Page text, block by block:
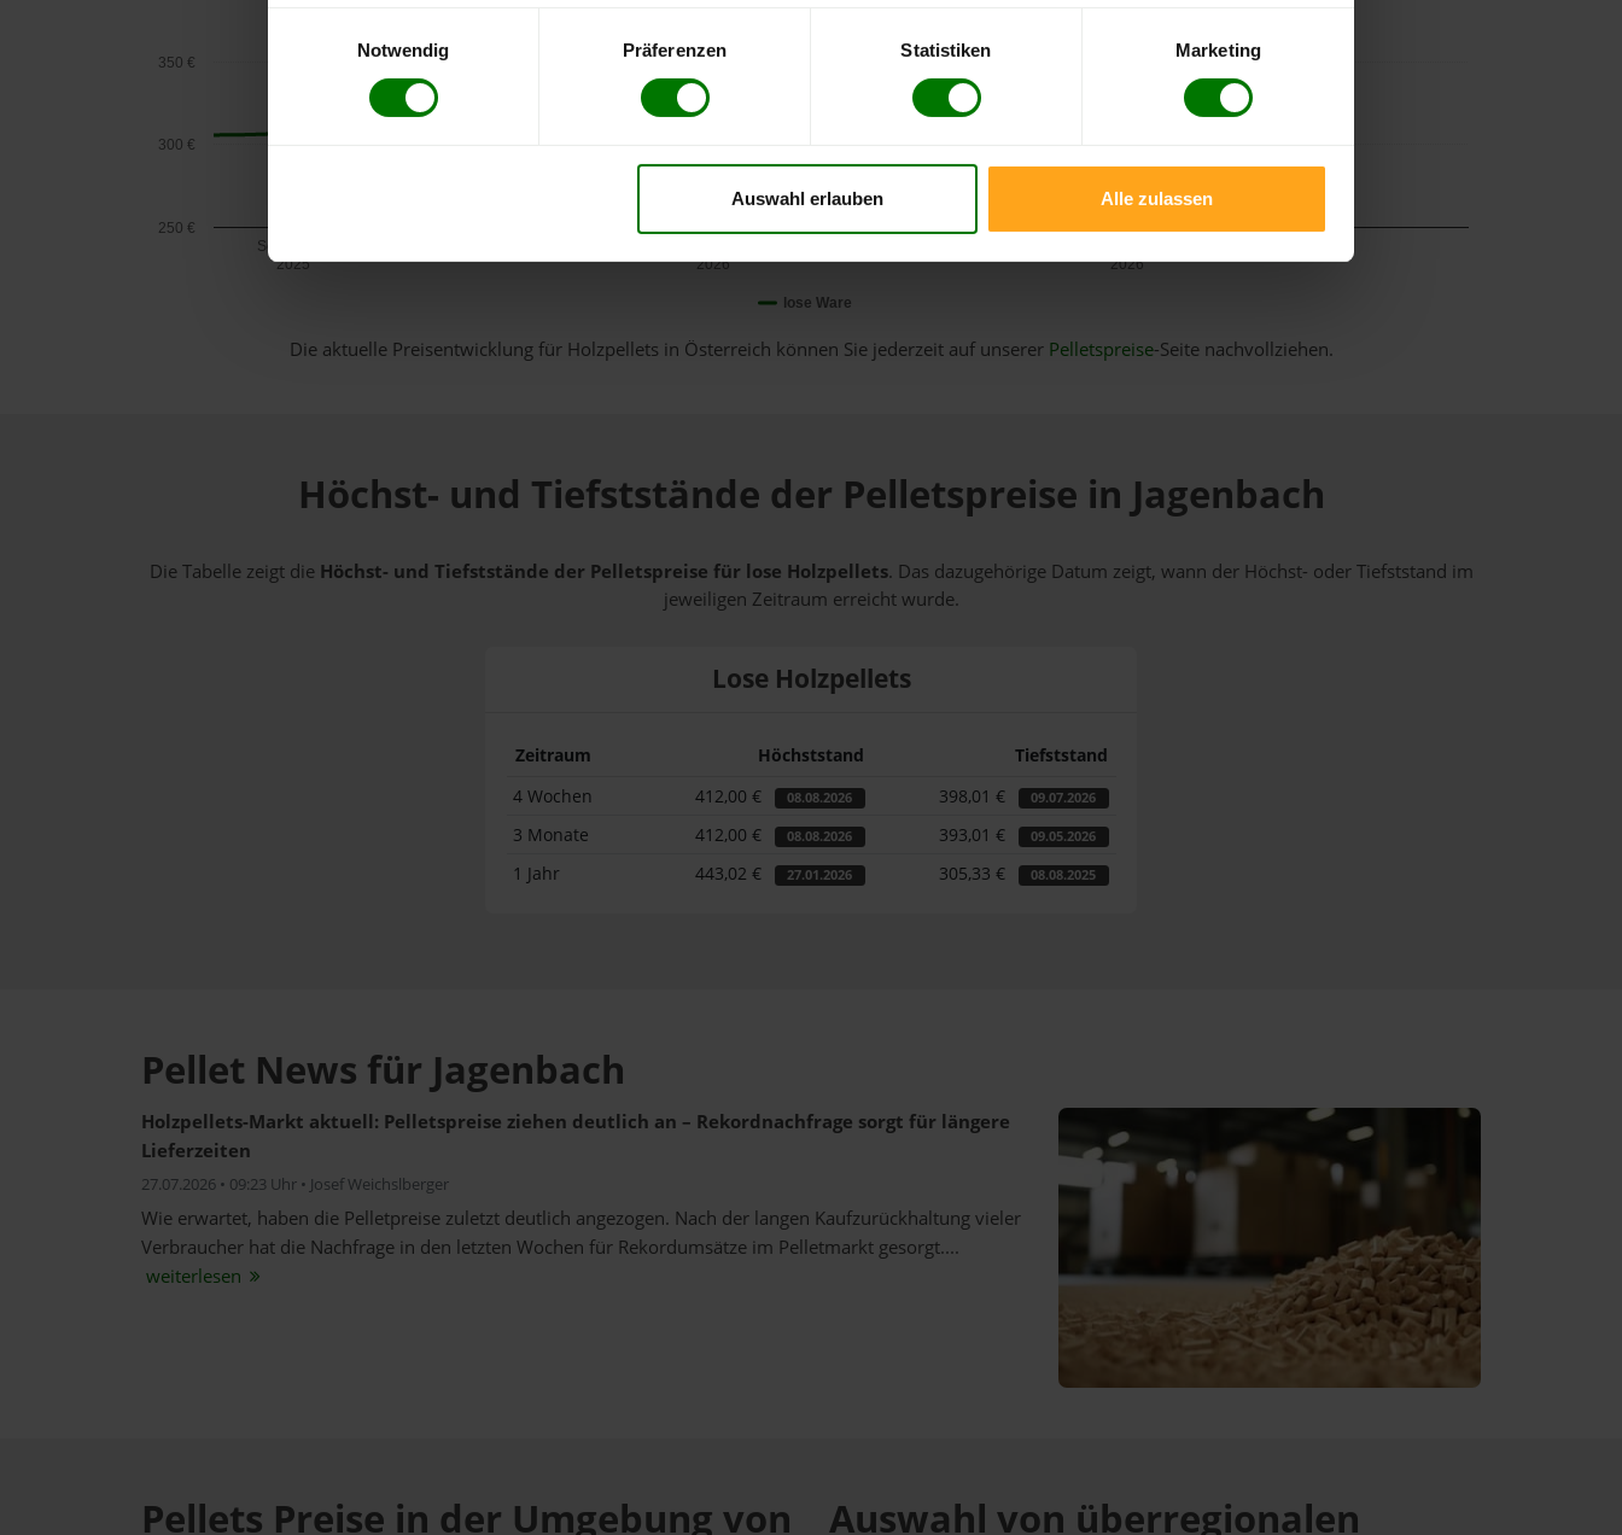
Notwendig
Präferenzen Statistiken Marketing
Auswahl erlauben Alle zulassen
lose Ware
September
2025
2026
2026
300 €
350 €
250 €
Die aktuelle Preisentwicklung für Holzpellets in Österreich können Sie jederzeit auf unserer Pelletspreise-Seite nachvollziehen.
Höchst- und Tiefststände der Pelletspreise in Jagenbach
Die Tabelle zeigt die Höchst- und Tiefststände der Pelletspreise für lose Holzpellets. Das dazugehörige Datum zeigt, wann der Höchst- oder Tiefststand im
jeweiligen Zeitraum erreicht wurde.
Lose Holzpellets
Zeitraum Höchststand
Tiefststand
4 Wochen
412,00 € 08.08.2026 398,01 € 09.07.2026
3 Monate 412,00 € 08.08.2026 393,01 € 09.05.2026
1 Jahr 443,02 € 27.01.2026 305,33 € 08.08.2025
Pellet News für Jagenbach
Holzpellets-Markt aktuell: Pelletspreise ziehen deutlich an – Rekordnachfrage sorgt für längere
Lieferzeiten
27.07.2026 • 09:23 Uhr • Josef Weichslberger
Wie erwartet, haben die Pelletpreise zuletzt deutlich angezogen. Nach der langen Kaufzurückhaltung vieler
Verbraucher hat die Nachfrage in den letzten Wochen für Rekordumsätze im Pelletmarkt gesorgt....
weiterlesen
Pellets Preise in der Umgebung von Auswahl von überregionalen